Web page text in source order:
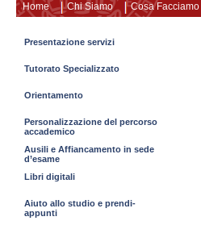
Home Chi Siamo Cosa Facciamo
Presentazione servizi
Tutorato Specializzato
Orientamento
Personalizzazione del percorso
accademico
Ausili e Affiancamento in sede
d’esame
Libri digitali
Aiuto allo studio e prendi-
appunti